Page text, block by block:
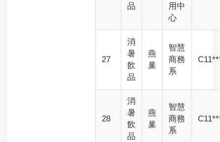
品
用中
心
27
消
暑
飲
品
燕
巢
智慧
商務
系
28
消
暑
飲
品
燕
巢
智慧
商務
系